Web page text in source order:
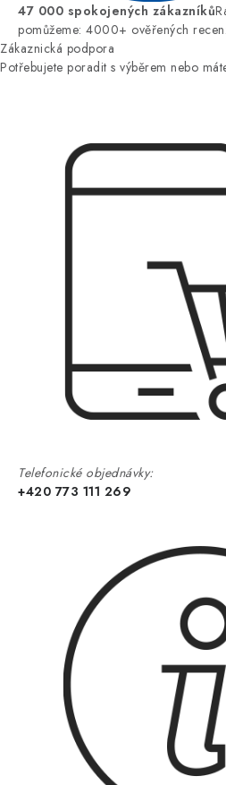
47 000 spokojených zákazníků
pomůžeme: 4000+ ověřených
Zákaznická podpora
Potřebujete poradit s výběrem nebo
Telefonické objednávky:
+420 773 111 269